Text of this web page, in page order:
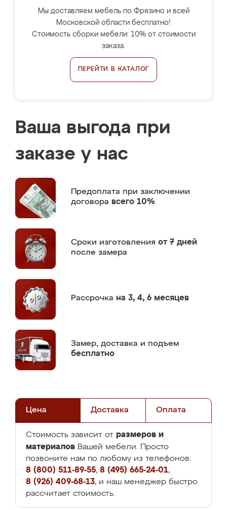
Мы доставляем мебель по Фрязино и всей
Московской области бесплатно!
Стоимость сборки мебели: 10% от стоимости
заказа.
ПЕРЕЙТИ В КАТАЛОГ
Ваша выгода при
заказе у нас
Предоплата при заключении
договора всего 10%
Сроки изготовления от 7 дней
после замера
Рассрочка на 3, 4, 6 месяцев
Замер, доставка и подъем
бесплатно
Цена Доставка Оплата
Стоимость зависит от размеров и
материалов Вашей мебели. Просто
позвоните нам по любому из телефонов:
8 (800) 511-89-55, 8 (495) 665-24-01,
8 (926) 409-68-13, и наш менеджер быстро
рассчитает стоимость.